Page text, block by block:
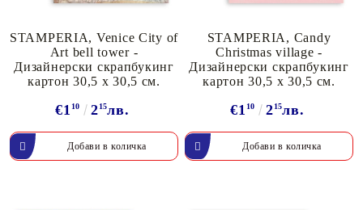
STAMPERIA, Venice City of
Art bell tower -
Дизайнерски скрапбукинг
картон 30,5 х 30,5 см.
€1 10 215лв.
STAMPERIA, Candy
Christmas village -
Дизайнерски скрапбукинг
картон 30,5 х 30,5 см.
€1 10 215лв.